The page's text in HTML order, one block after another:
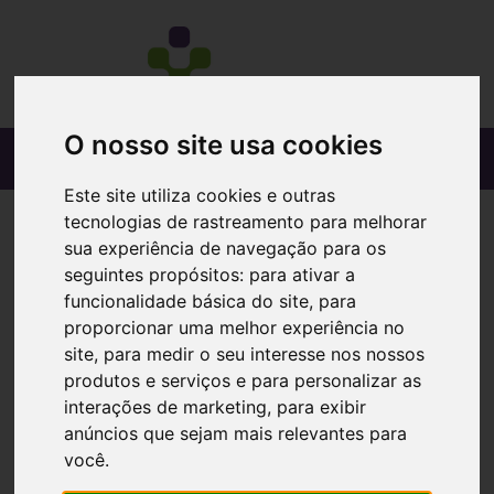
O nosso site usa cookies
Este site utiliza cookies e outras
tecnologias de rastreamento para melhorar
sua experiência de navegação para os
seguintes propósitos: para ativar a
funcionalidade básica do site, para
proporcionar uma melhor experiência no
site, para medir o seu interesse nos nossos
produtos e serviços e para personalizar as
interações de marketing, para exibir
anúncios que sejam mais relevantes para
você.